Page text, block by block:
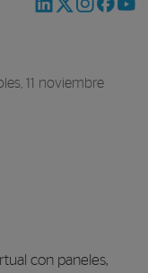
11 noviembre
con paneles,